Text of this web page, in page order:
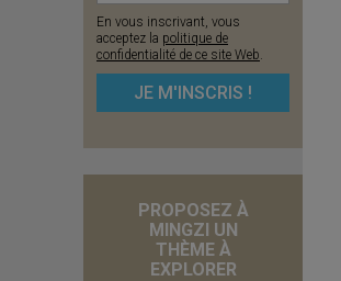
En vous inscrivant, vous
acceptez la politique de
confidentialité de ce site Web.
PROPOSEZ À
MINGZI UN
THÈME À
EXPLORER